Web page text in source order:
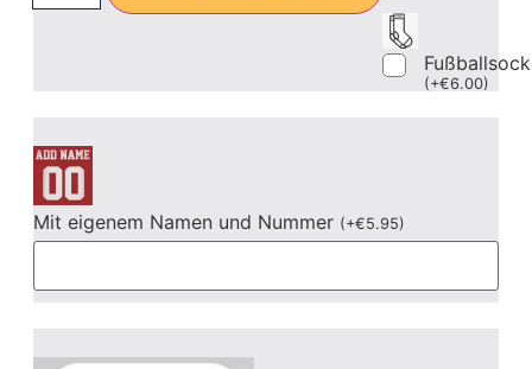
(+€6.00)
Mit eigenem Namen und Nummer (+€5.95)